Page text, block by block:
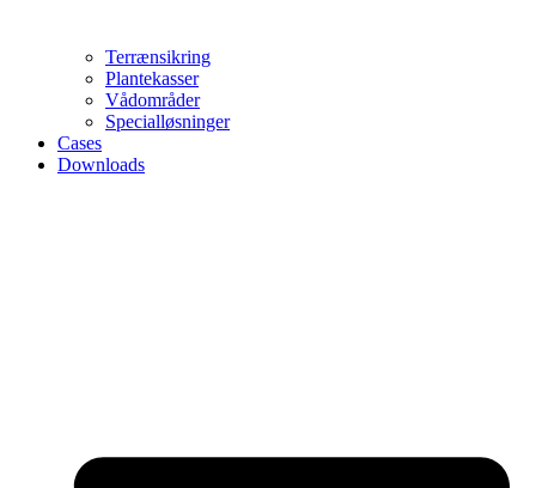
Terrænsikring
Plantekasser
Vådområder
Specialløsninger
Cases
Downloads